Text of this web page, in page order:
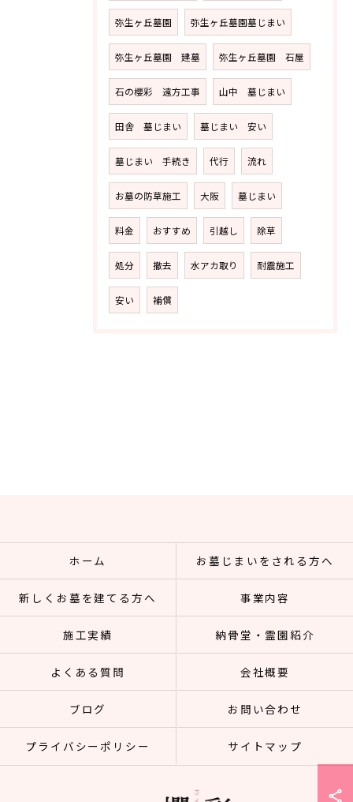
弥生ヶ丘墓園 弥生ヶ丘墓園墓じまい
弥生ヶ丘墓園 建墓 弥生ヶ丘墓園 石屋
石の櫻彩 遠方工事 山中 墓じまい
田舎 墓じまい 墓じまい 安い
墓じまい 手続き 代行 流れ
お墓の防草施工 大阪 墓じまい
料金 おすすめ 引越し 除草
処分 撤去 水アカ取り 耐震施工
安い 補償
ホーム お墓じまいをされる方へ
新しくお墓を建てる方へ 事業内容
施工実績 納骨堂・霊園紹介
よくある質問 会社概要
ブログ お問い合わせ
プライバシーポリシー サイトマップ